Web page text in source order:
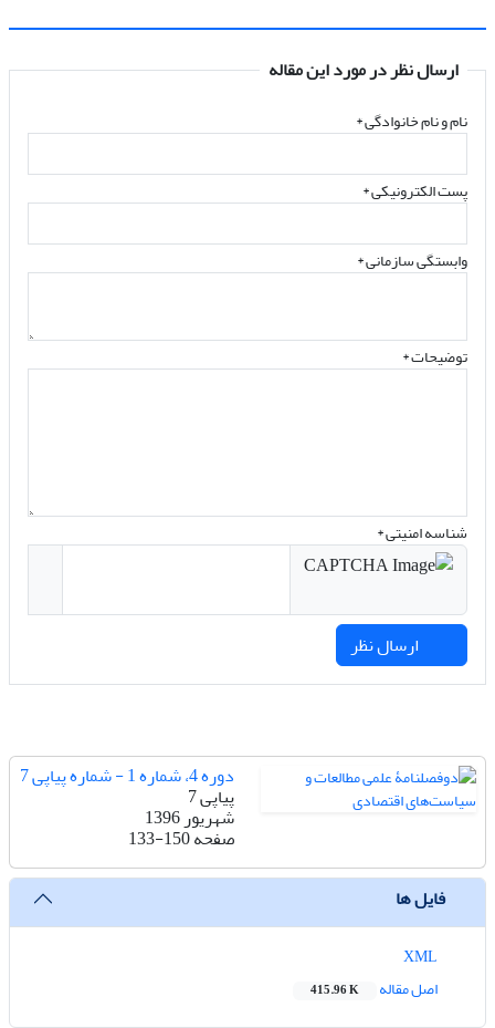
ارسال نظر در مورد این مقاله
نام و نام خانوادگی*
پست الکترونیکی*
وابستگی سازمانی *
توضیحات *
شناسه امنیتی *
دوره 4، شماره 1 - شماره پیاپی 7
پیاپی 7
شهریور 1396
صفحه133-150
فایل ها
اصل مقاله
415.96 K